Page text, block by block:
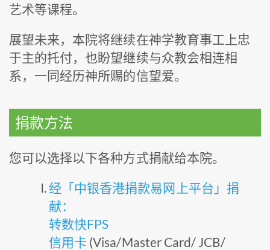
艺术等课程。
展望未来，本院将继续在神学教育事工上忠
于主的托付，也盼望继续与众教会相连相
系，一同经历神所赐的信望爱。
捐款方法
您可以选择以下各种方式捐献给本院。
经「中银香港捐款易网上平台」捐
献：
转数快FPS
信用卡 (Visa/Master Card/ JCB/